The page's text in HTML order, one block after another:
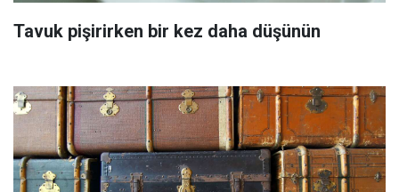
Tavuk pişirirken bir kez daha düşünün